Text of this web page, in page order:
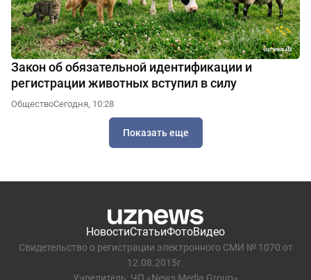
Закон об обязательной идентификации и
регистрации животных вступил в силу
ОбществоСегодня, 10:28
Показать еще
НовостиСтатьиФотоВидео
Свидетельство о регистрации электронного СМИ № 1070 от
12.08.2015г.